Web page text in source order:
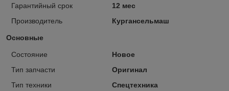
Гарантийный срок
12 мес
Производитель
Кургансельмаш
Основные
Состояние
Новое
Тип запчасти
Оригинал
Тип техники
Спецтехника